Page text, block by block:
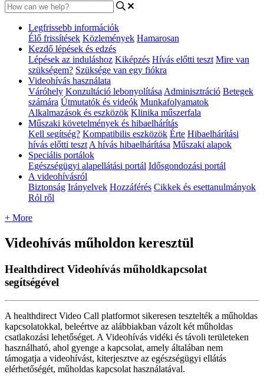
Legfrissebb információk
Élő frissítések Közlemények Hamarosan
Kezdő lépések és edzés
Lépések az induláshoz Kiképzés Hívás előtti teszt Mire van
szükségem? Szüksége van egy fiókra
Videohívás használata
Váróhely Konzultáció lebonyolítása Adminisztráció Betegek
számára Útmutatók és videók Munkafolyamatok
Alkalmazások és eszközök Klinika műszerfala
Műszaki követelmények és hibaelhárítás
Kell segítség? Kompatibilis eszközök Érte Hibaelhárítási
hívás előtti teszt A hívás hibaelhárítása Műszaki alapok
Speciális portálok
Egészségügyi alapellátási portál Idősgondozási portál
A videohívásról
Biztonság Irányelvek Hozzáférés Cikkek és esettanulmányok
Ról ről
+ More
Videohívás műholdon keresztül
Healthdirect Videohívás műholdkapcsolat
segítségével
A healthdirect Video Call platformot sikeresen tesztelték a műholdas
kapcsolatokkal, beleértve az alábbiakban vázolt két műholdas
csatlakozási lehetőséget. A Videohívás vidéki és távoli területeken
használható, ahol gyenge a kapcsolat, amely általában nem
támogatja a videohívást, kiterjesztve az egészségügyi ellátás
elérhetőségét, műholdas kapcsolat használatával.